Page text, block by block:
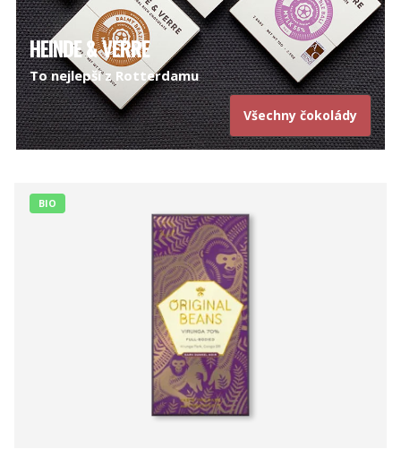
HEINDE & VERRE
To nejlepší z Rotterdamu
Všechny čokolády
BIO